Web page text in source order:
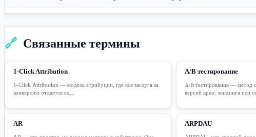
🔗 Связанные термины
1-Click Attribution
1-Click Attribution — модель атрибуции, где вся заслуга за
конверсию отдаётся ед...
A/B тестирование
A/B тестирование — метод
версий крео, лендинга или
AR ARPDAU